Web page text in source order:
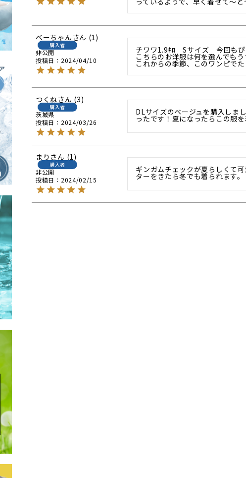
べーちゃん 1
購入者
非公開
投稿日
2024/04/10
チワワ1.9ｷﾛ　Sサイズ　今回も
こちらのお洋服は何を選んでも
これからの季節、このワンピで
つくね 3
購入者
茨城県
投稿日
2024/03/26
DLサイズのベージュを購入しま
ったです！夏になったらこの服
まり 1
購入者
非公開
投稿日
2024/02/15
ギンガムチェックが夏らしくて
ターをきたら冬でも着られます。